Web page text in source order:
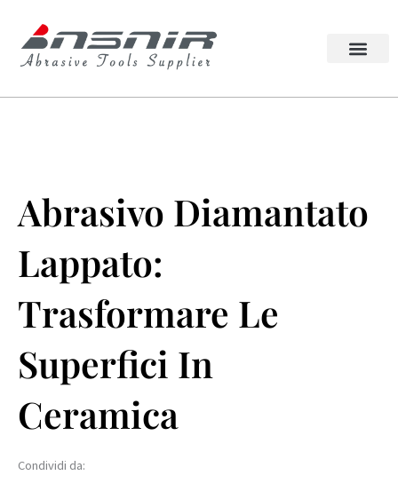
contenuto
Abrasivo Diamantato
Lappato:
Trasformare Le
Superfici In
Ceramica
Condividi da: